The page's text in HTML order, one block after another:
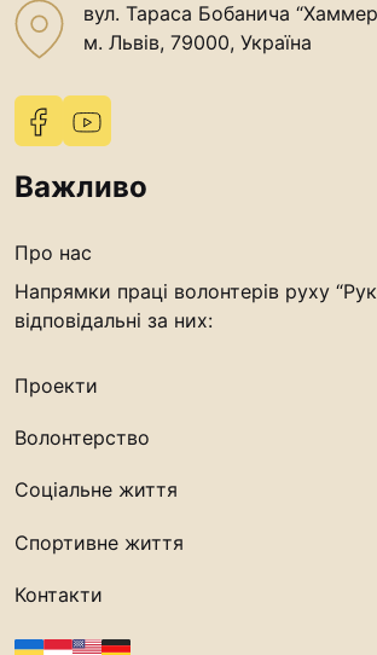
вул. Тараса Бобанича
м. Львів, 79000, Україна
Важливо
Про нас
Напрямки праці волонтерів руху
відповідальні за них:
Проекти
Волонтерство
Соціальне життя
Спортивне життя
Контакти